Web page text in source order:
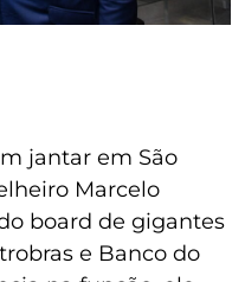
jantar em São
Marcelo
board de gigantes
e Banco do